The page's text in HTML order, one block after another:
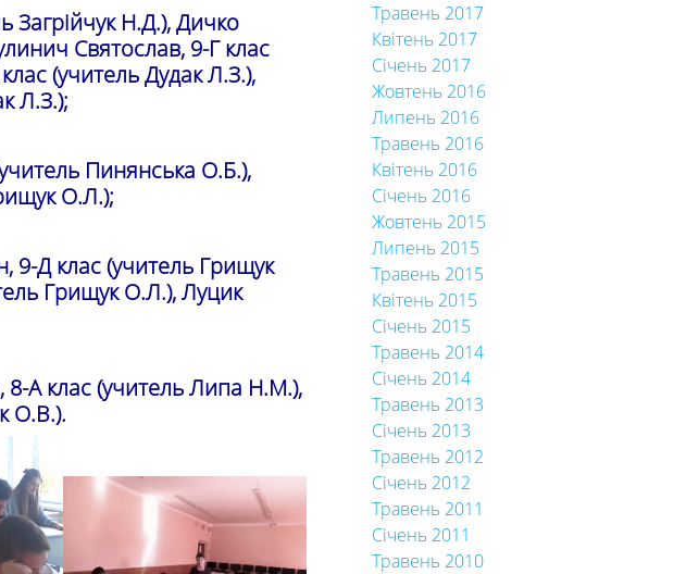
Загрійчук Н.Д.), Дичко
Святослав, 9-Г клас
(учитель Дудак Л.З.),
Л.З.);
Пинянська О.Б.),
О.Л.);
9-Д клас (учитель Грищук
Грищук О.Л.), Луцик
А клас (учитель Липа Н.М.),
О.В.).
Травень 2017
Квітень 2017
Січень 2017
Жовтень 2016
Липень 2016
Травень 2016
Квітень 2016
Січень 2016
Жовтень 2015
Липень 2015
Травень 2015
Квітень 2015
Січень 2015
Травень 2014
Січень 2014
Травень 2013
Січень 2013
Травень 2012
Січень 2012
Травень 2011
Січень 2011
Травень 2010